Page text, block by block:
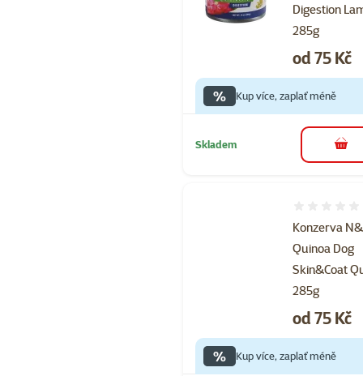
Digestion
285g
Cena
od 75 Kč
% Kup více, zaplať méně
Skladem do
Konzerva
Quinoa Dog
Skin&Coat
285g
Cena
od 75 Kč
% Kup více, zaplať méně